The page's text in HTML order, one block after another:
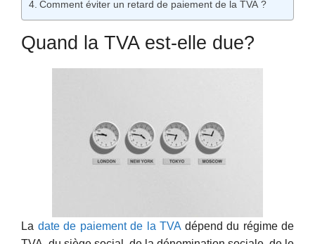
Comment éviter un retard de paiement de la TVA ?
Quand la TVA est-elle due?
La date de paiement de la TVA dépend du régime de